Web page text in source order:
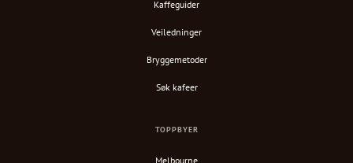
Kaffeguider
Veiledninger
Bryggemetoder
Søk kafeer
TOPPBYER
Melbourne